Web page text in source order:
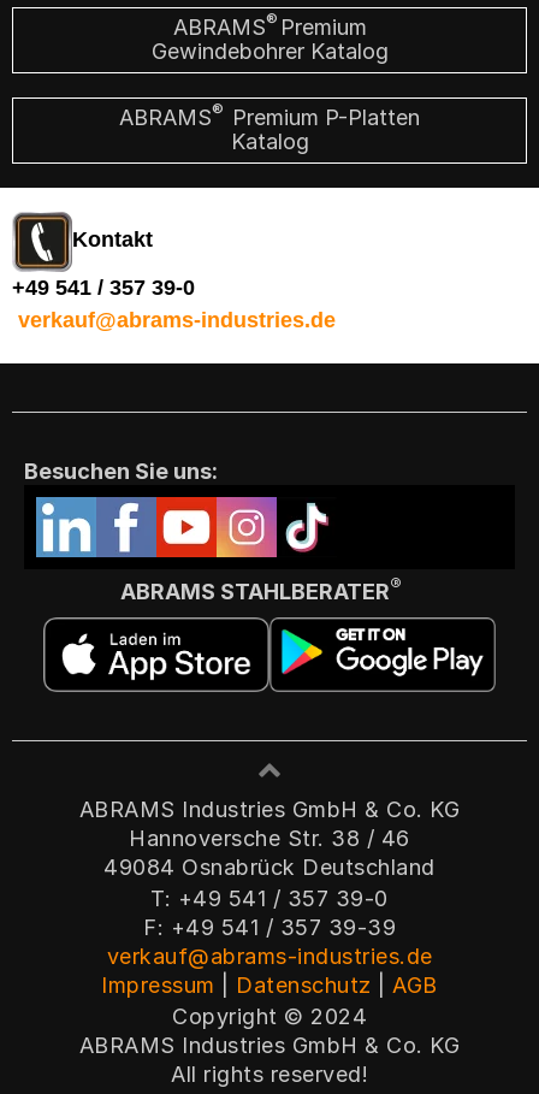
ABRAMS® Premium
Gewindebohrer Katalog
ABRAMS® Premium P-Platten
Katalog
Kontakt
+49 541 / 357 39-0
verkauf@abrams-industries.de
Besuchen Sie uns:
ABRAMS STAHLBERATER®
ABRAMS Industries GmbH & Co. KG
Hannoversche Str. 38 / 46
49084 Osnabrück Deutschland
T: +49 541 / 357 39-0
F: +49 541 / 357 39-39
verkauf@abrams-industries.de
Impressum
Datenschutz |AGB
Copyright © 2024
ABRAMS Industries GmbH & Co. KG
All rights reserved!